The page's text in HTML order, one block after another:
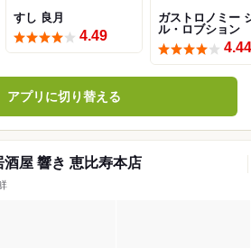
すし 良月
4.49
ガストロノミー
ル・ロブション
4.44
アプリに切り替える
酒屋 響き 恵比寿本店